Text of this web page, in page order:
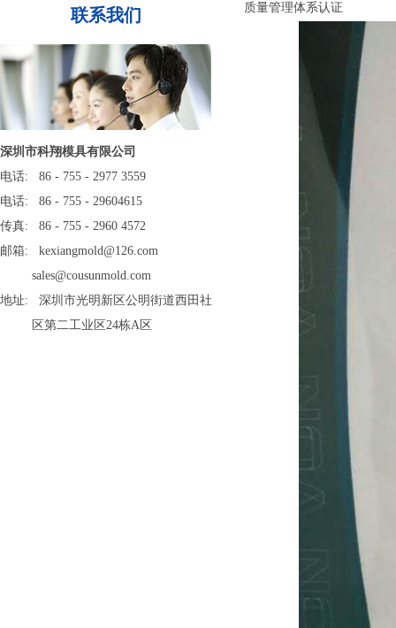
联系我们
深圳市科翔模具有限公司
电话: 86 - 755 - 2977 3559
电话: 86 - 755 - 29604615
传真: 86 - 755 - 2960 4572
邮箱: kexiangmold@126.com
sales@cousunmold.com
地址: 深圳市光明新区公明街道西田社
区第二工业区24栋A区
质量管理体系认证